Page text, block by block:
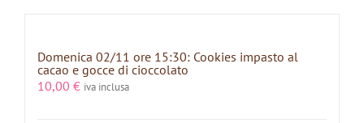
Domenica 02/11 ore 15:30: Cookies impasto al
cacao e gocce di cioccolato
10,00 € iva inclusa